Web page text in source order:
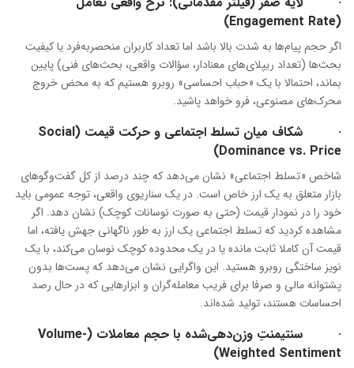
(Engagement Rate)
اگر حجم پیام‌ها به شدت بالا باشد اما تعداد کاربران منحصربه‌فرد یا کیفیت
بحث‌ها (تعداد ریپلای‌های معنادار، سؤالات واقعی، بحث‌های فنی) پایین
بماند، احتمالا با یک «حباب احساسی» روبرو هستیم که به محض خروج
محرک‌های مصنوعی، فرو خواهد پاشید.
· شکاف میان تسلط اجتماعی و حرکت قیمت (Social
Dominance vs. Price)
شاخص «تسلط اجتماعی» نشان می‌دهد که چند درصد از کل گفت‌وگوهای
بازار متعلق به یک ارز خاص است. در یک سناریوی واقعی، توجه عمومی باید
خود را در نمودار قیمت (حتی به صورت نوسانات کوچک) نشان دهد. اگر
مشاهده کردید که تسلط اجتماعی یک ارز به طور ناگهانی جهش یافته، اما
قیمت آن کاملا ثابت مانده یا در یک محدوده کوچک نوسان می‌کند، با یک
نویز ساختگی روبرو هستید. این واگرایی نشان می‌دهد که پست‌ها بدون
پشتوانه مالی و صرفا برای فریب معامله‌گران و ابزارهایی که در حال رصد
احساسات هستند، تولید شده‌اند.
· سنتیمنتِ وزن‌دهی‌شده با حجم معاملات (Volume-
Weighted Sentiment)